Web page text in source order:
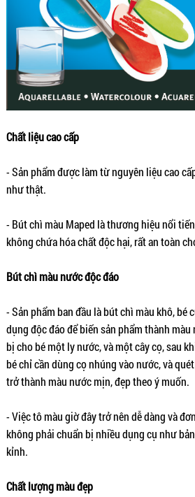
Chất liệu cao cấp
- Sản phẩm được làm từ nguyên liệu cao
như thật.
- Bút chì màu Maped là thương hiệu nổi
không chứa hóa chất độc hại, rất an toàn
Bút chì màu nước độc đáo
- Sản phẩm ban đầu là bút chì màu khô, bé
dụng độc đáo để biến sản phẩm thành
bị cho bé một ly nước, và một cây cọ, sau
bé chỉ cần dùng cọ nhúng vào nước, và
trở thành màu nước mịn, đẹp theo ý muốn.
- Việc tô màu giờ đây trở nên dễ dàng và
không phải chuẩn bị nhiều dụng cụ như
kỉnh.
Chất lượng màu đẹp